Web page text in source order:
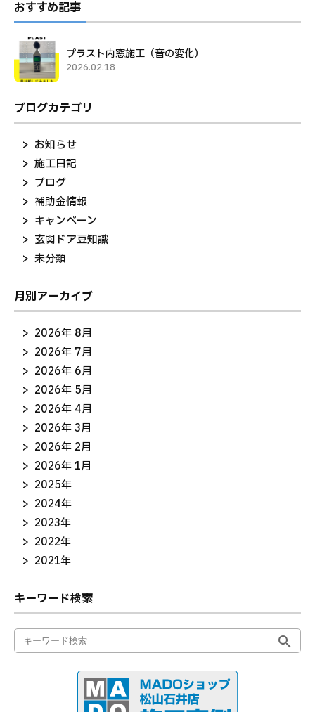
おすすめ記事
プラスト内窓施工（音の変化）
2026.02.18
ブログカテゴリ
お知らせ
施工日記
ブログ
補助金情報
キャンペーン
玄関ドア豆知識
未分類
月別アーカイブ
2026年 8月
2026年 7月
2026年 6月
2026年 5月
2026年 4月
2026年 3月
2026年 2月
2026年 1月
2025年
2024年
2023年
2022年
2021年
キーワード検索